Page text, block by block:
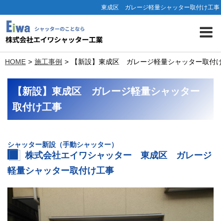
東成区 ガレージ軽量シャッター取付け工事
HOME 施工事例 【新設】東成区 ガレージ軽量シャッター取付
【新設】東成区 ガレージ軽量シャッター
取付け工事
シャッター新設（手動シャッター）
株式会社エイワシャッター 東成区 ガレージ
軽量シャッター取付け工事